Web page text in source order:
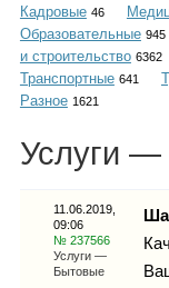
Кадровые 46
Образовательные 945
и строительство 6362
Транспортные 641
Разное 1621
Услуги
11.06.2019,
09:06
№ 237566
Услуги —
Бытовые